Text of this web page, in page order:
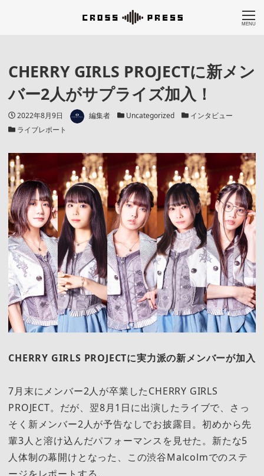
MENU
CHERRY GIRLS PROJECTに新メン
バー2人がサプライズ加入！
投稿日
2022年8月9日 著者 編集者 カテゴリー
Uncategorized カテゴリー
インタビュー
カテゴリー
ライブレポート
CHERRY GIRLS PROJECTに実力派の新メンバーが加入
7月末にメンバー2人が卒業したCHERRY GIRLS
PROJECT。だが、翌8月1日に出演したライブで、さっ
そく新メンバー2人が予告なしでお披露目。初めから先
輩3人と溶け込んだパフォーマンスを見せた。新たな5
人体制の幕開けとなった、この渋谷Malcolmでのステ